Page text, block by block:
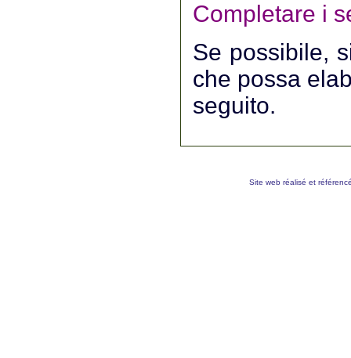
Completare i
Se possibile,
che possa
seguito.
Site web réalisé et